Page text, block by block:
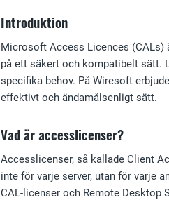
Introduktion
Microsoft Access Licences (CALs)
på ett säkert och kompatibelt sätt.
specifika behov. På Wiresoft
effektivt och ändamålsenligt sätt.
Vad är accesslicenser?
Accesslicenser, så kallade Client
inte för varje server, utan för varje
CAL-licenser och Remote Desktop